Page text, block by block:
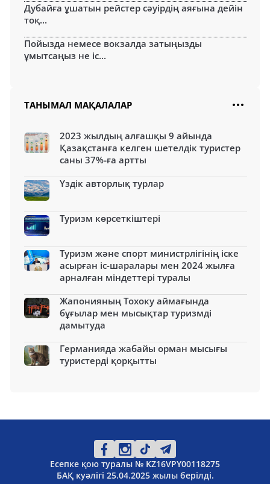
Дубайға ұшатын рейстер сәуірдің аяғына дейін
тоқ...
Пойызда немесе вокзалда затыңызды
ұмытсаңыз не іс...
ТАНЫМАЛ МАҚАЛАЛАР
2023 жылдың алғашқы 9 айында
Қазақстанға келген шетелдік туристер
саны 37%-ға артты
Үздік авторлық турлар
Туризм көрсеткіштері
Туризм және спорт министрлігінің іске
асырған іс-шаралары мен 2024 жылға
арналған міндеттері туралы
Жапонияның Тохоку аймағында
бұғылар мен мысықтар туризмді
дамытуда
Германияда жабайы орман мысығы
туристерді қорқытты
Есепке қою туралы № KZ16VPY00118275
БАҚ куәлігі 25.04.2025 жылы берілді.